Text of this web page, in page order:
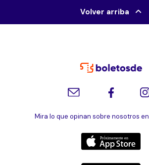
Volver arriba
Mira lo que opinan sobre nosotros en